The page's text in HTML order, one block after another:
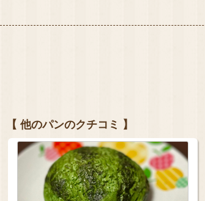
【 他のパンのクチコミ 】